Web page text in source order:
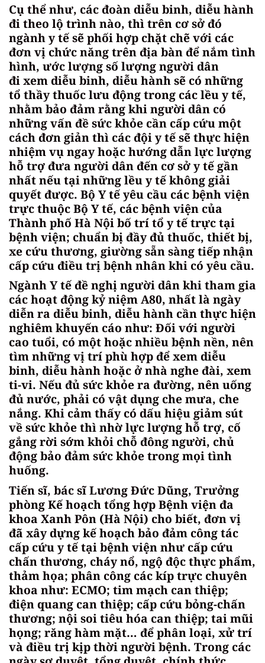
Cụ thể như, các đoàn diễu binh, diễu hành
đi theo lộ trình nào, thì trên cơ sở đó
ngành y tế sẽ phối hợp chặt chẽ với các
đơn vị chức năng trên địa bàn để nắm tình
hình, ước lượng số lượng người dân
đi xem diễu binh, diễu hành sẽ có những
tổ thầy thuốc lưu động trong các lều y tế,
nhằm bảo đảm rằng khi người dân có
những vấn đề sức khỏe cần cấp cứu một
cách đơn giản thì các đội y tế sẽ thực hiện
nhiệm vụ ngay hoặc hướng dẫn lực lượng
hỗ trợ đưa người dân đến cơ sở y tế gần
nhất nếu tại những lều y tế không giải
quyết được. Bộ Y tế yêu cầu các bệnh viện
trực thuộc Bộ Y tế, các bệnh viện của
Thành phố Hà Nội bố trí tổ y tế trực tại
bệnh viện; chuẩn bị đầy đủ thuốc, thiết bị,
xe cứu thương, giường sẵn sàng tiếp nhận
cấp cứu điều trị bệnh nhân khi có yêu cầu.
Ngành Y tế đề nghị người dân khi tham gia
các hoạt động kỷ niệm A80, nhất là ngày
diễn ra diễu binh, diễu hành cần thực hiện
nghiêm khuyến cáo như: Đối với người
cao tuổi, có một hoặc nhiều bệnh nền, nên
tìm những vị trí phù hợp để xem diễu
binh, diễu hành hoặc ở nhà nghe đài, xem
ti-vi. Nếu đủ sức khỏe ra đường, nên uống
đủ nước, phải có vật dụng che mưa, che
nắng. Khi cảm thấy có dấu hiệu giảm sút
về sức khỏe thì nhờ lực lượng hỗ trợ, cố
gắng rời sớm khỏi chỗ đông người, chủ
động bảo đảm sức khỏe trong mọi tình
huống.
Tiến sĩ, bác sĩ Lương Đức Dũng, Trưởng
phòng Kế hoạch tổng hợp Bệnh viện đa
khoa Xanh Pôn (Hà Nội) cho biết, đơn vị
đã xây dựng kế hoạch bảo đảm công tác
cấp cứu y tế tại bệnh viện như cấp cứu
chấn thương, cháy nổ, ngộ độc thực phẩm,
thảm họa; phân công các kíp trực chuyên
khoa như: ECMO; tim mạch can thiệp;
điện quang can thiệp; cấp cứu bỏng-chấn
thương; nội soi tiêu hóa can thiệp; tai mũi
họng; răng hàm mặt… để phân loại, xử trí
và điều trị kịp thời người bệnh. Trong các